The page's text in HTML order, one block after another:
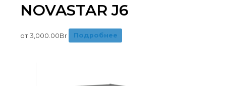
NOVASTAR J6
от 3,000.00Br Подробнее